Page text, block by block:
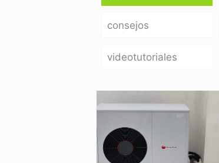
consejos
videotutoriales